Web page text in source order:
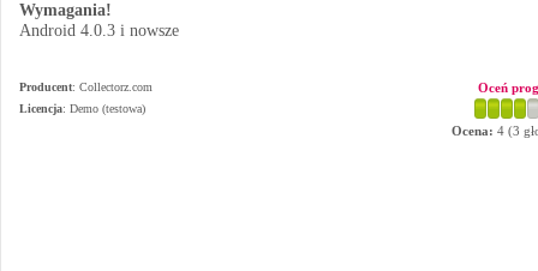
Wymagania!
Android 4.0.3 i nowsze
Producent: Collectorz.com
Licencja: Demo (testowa)
Oceń
Ocena: 4 (3